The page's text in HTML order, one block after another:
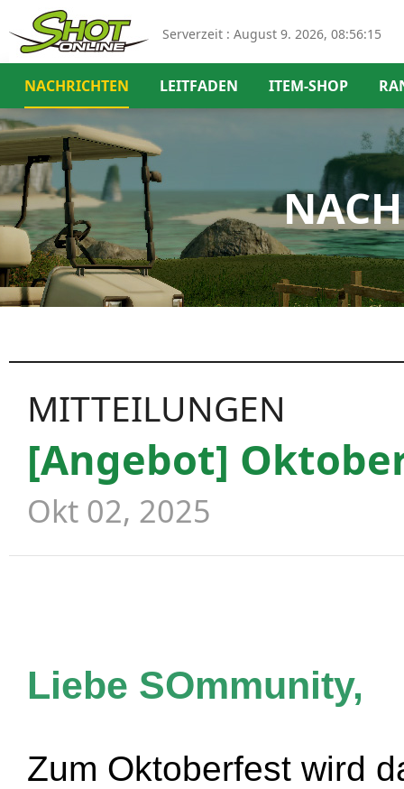
Serverzeit : August 9. 2026, 08:56:16
NACHRICHTEN LEITFADEN ITEM-SHOP
MITTEILUNGEN
[Angebot]
Okt 02, 2025
Liebe SOmmunity,
Zum Oktoberfest wird